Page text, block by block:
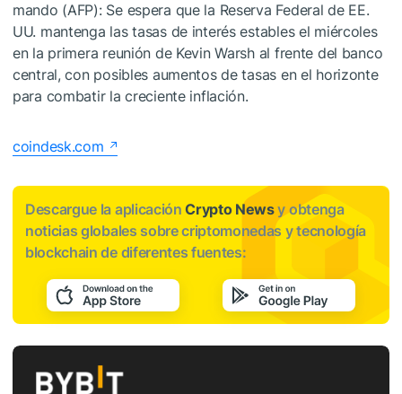
mando (AFP): Se espera que la Reserva Federal de EE.
UU. mantenga las tasas de interés estables el miércoles
en la primera reunión de Kevin Warsh al frente del banco
central, con posibles aumentos de tasas en el horizonte
para combatir la creciente inflación.
coindesk.com
Descargue la aplicaciónCrypto Newsy obtenga
noticias globales sobre criptomonedas y tecnología
blockchain de diferentes fuentes: